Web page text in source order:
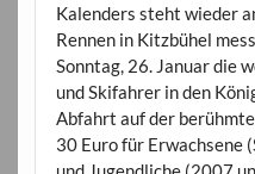
Kalenders steht wieder
Rennen in Kitzbühel
Sonntag, 26. Januar die
und Skifahrer in den
Abfahrt auf der
30 Euro für Erwachsene